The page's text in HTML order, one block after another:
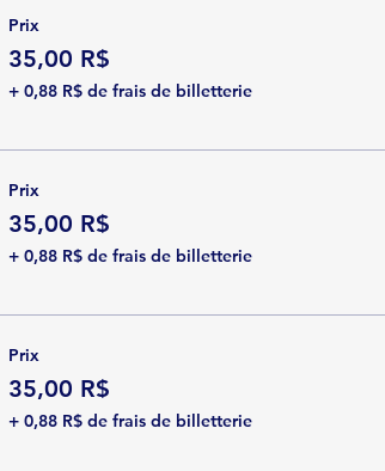
Prix
35,00 R$
+ 0,88 R$ de frais de billetterie
Prix
35,00 R$
+ 0,88 R$ de frais de billetterie
Prix
35,00 R$
+ 0,88 R$ de frais de billetterie